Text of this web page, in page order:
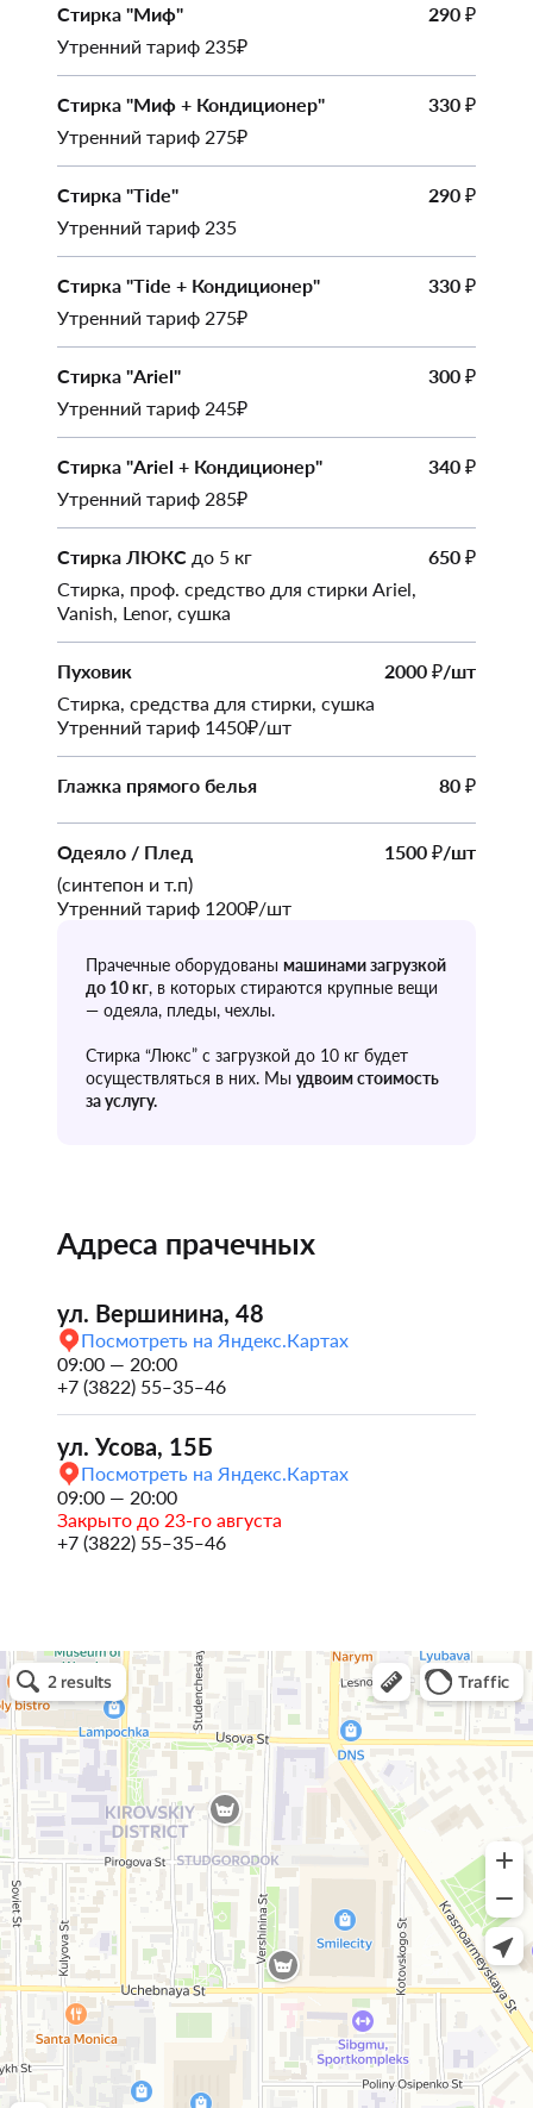
Стирка "Миф"
Утренний тариф 235₽
290 ₽
Стирка "Миф + Кондиционер"
Утренний тариф 275₽
330 ₽
Стирка "Tide"
Утренний тариф 235
290 ₽
Стирка "Tide + Кондиционер"
Утренний тариф 275₽
330 ₽
Стирка "Ariel"
Утренний тариф 245₽
300 ₽
Стирка "Ariel + Кондиционер"
Утренний тариф 285₽
340 ₽
Стирка ЛЮКС до 5 кг
Стирка, проф. средство для стирки Ariel,
Vanish, Lenor, сушка
650 ₽
Пуховик
Стирка, средства для стирки, сушка
Утренний тариф 1450₽/шт
2000 ₽/шт
Глажка прямого белья 80 ₽
Одеяло / Плед
(синтепон и т.п)
Утренний тариф 1200₽/шт
1500 ₽/шт
Прачечные оборудованы машинами загрузкой
до 10 кг, в которых стираются крупные вещи
— одеяла, пледы, чехлы.
Стирка “Люкс” с загрузкой до 10 кг будет
осуществляться в них. Мы удвоим стоимость
за услугу.
Адреса прачечных
ул. Вершинина, 48
Посмотреть на Яндекс.Картах
09:00 — 20:00
+7 (3822) 55‒35‒46
ул. Усова, 15Б
Посмотреть на Яндекс.Картах
09:00 — 20:00
Закрыто до 23-го августа
+7 (3822) 55‒35‒46